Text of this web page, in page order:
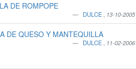
DE ROMPOPE
DULCE 13-10-2005
DE QUESO Y MANTEQUILLA
DULCE 11-02-2006